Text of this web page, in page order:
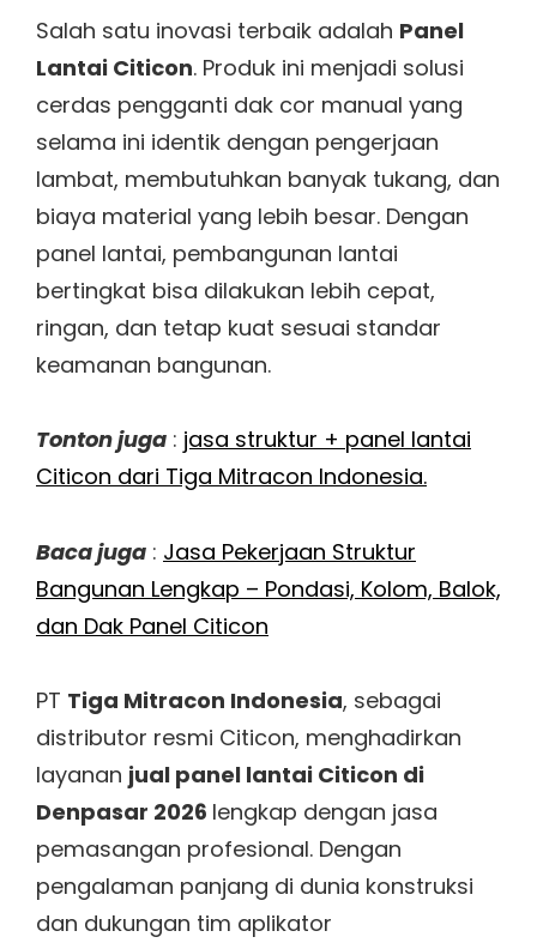
Salah satu inovasi terbaik adalah Panel
Lantai Citicon. Produk ini menjadi solusi
cerdas pengganti dak cor manual yang
selama ini identik dengan pengerjaan
lambat, membutuhkan banyak tukang, dan
biaya material yang lebih besar. Dengan
panel lantai, pembangunan lantai
bertingkat bisa dilakukan lebih cepat,
ringan, dan tetap kuat sesuai standar
keamanan bangunan.
Tonton juga : jasa struktur + panel lantai
Citicon dari Tiga Mitracon Indonesia.
Baca juga : Jasa Pekerjaan Struktur
Bangunan Lengkap – Pondasi, Kolom, Balok,
dan Dak Panel Citicon
PT Tiga Mitracon Indonesia, sebagai
distributor resmi Citicon, menghadirkan
layanan jual panel lantai Citicon di
Denpasar 2026 lengkap dengan jasa
pemasangan profesional. Dengan
pengalaman panjang di dunia konstruksi
dan dukungan tim aplikator